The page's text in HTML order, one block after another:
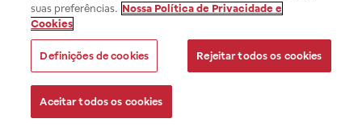
suas preferências. Nossa Política de Privacidade e
Cookies
Definições de cookies Rejeitar todos os cookies
Aceitar todos os cookies